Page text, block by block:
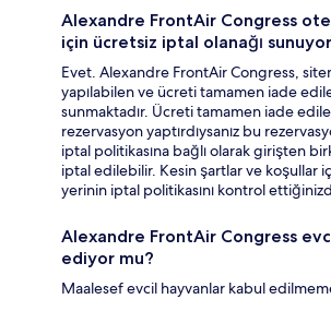
Alexandre FrontAir Congress
için ücretsiz iptal olanağı
Evet. Alexandre FrontAir Congress,
yapılabilen ve ücreti tamamen iade
sunmaktadır. Ücreti tamamen iade
rezervasyon yaptırdıysanız bu
iptal politikasına bağlı olarak girişten
iptal edilebilir. Kesin şartlar ve koşullar
yerinin iptal politikasını kontrol
Alexandre FrontAir Congress
ediyor mu?
Maalesef evcil hayvanlar kabul